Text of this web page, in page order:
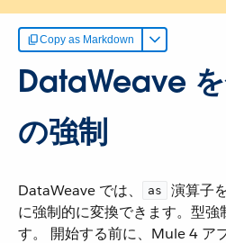
Copy as Markdown
DataWeave
の強制
DataWeave では、​ as
演算子
に強制的に変換できます。型強
す。 開始する前に、Mule 4 ア